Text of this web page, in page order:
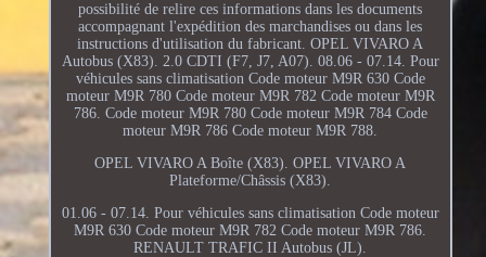
possibilité de relire ces informations dans les documents
accompagnant l'expédition des marchandises ou dans les
instructions d'utilisation du fabricant. OPEL VIVARO A
Autobus (X83). 2.0 CDTI (F7, J7, A07). 08.06 - 07.14. Pour
véhicules sans climatisation Code moteur M9R 630 Code
moteur M9R 780 Code moteur M9R 782 Code moteur M9R
786. Code moteur M9R 780 Code moteur M9R 784 Code
moteur M9R 786 Code moteur M9R 788.
OPEL VIVARO A Boîte (X83). OPEL VIVARO A
Plateforme/Châssis (X83).
01.06 - 07.14. Pour véhicules sans climatisation Code moteur
M9R 630 Code moteur M9R 782 Code moteur M9R 786.
RENAULT TRAFIC II Autobus (JL).